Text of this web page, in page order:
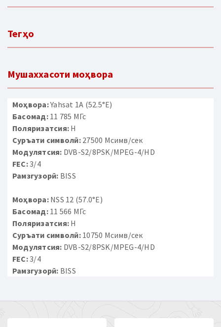
Тегҳо
Мушаххасоти моҳвора
Моҳвора:Yahsat 1A (52.5°E)
Басомад:11 785 МГс
Поляризатсия: H
Суръати символӣ:27500 Мсимв/сек
Модулятсия: DVB-S2/8PSK/MPEG-4/HD
FEC:3/4
Рамзгузорӣ: BISS
Моҳвора:NSS 12 (57.0°E)
Басомад:11 566 МГс
Поляризатсия: H
Суръати символӣ:10750 Мсимв/сек
Модулятсия: DVB-S2/8PSK/MPEG-4/HD
FEC:3/4
Рамзгузорӣ: BISS